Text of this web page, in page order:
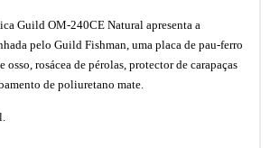
Guild OM-240CE Natural apresenta a
pelo Guild Fishman, uma placa de pau-ferro
osso, rosácea de pérolas, protector de carapaças
de poliuretano mate.